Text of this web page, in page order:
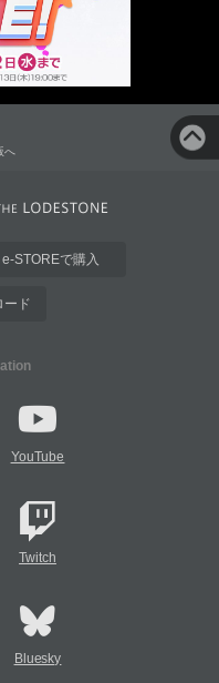
へ
e-STOREで購入
ード
YouTube
Twitch
Bluesky